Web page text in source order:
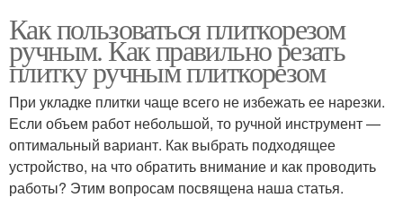
Как пользоваться плиткорезом
ручным. Как правильно резать
плитку ручным плиткорезом
При укладке плитки чаще всего не избежать ее нарезки.
Если объем работ небольшой, то ручной инструмент —
оптимальный вариант. Как выбрать подходящее
устройство, на что обратить внимание и как проводить
работы? Этим вопросам посвящена наша статья.